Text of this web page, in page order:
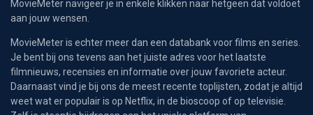
MovieMeter navigeer je in enkele klikken naar hetgeen dat voldoet
aan jouw wensen.
MovieMeter is echter meer dan een databank voor films en series.
Je bent bij ons tevens aan het juiste adres voor het laatste
filmnieuws, recensies en informatie over jouw favoriete acteur.
Daarnaast vind je bij ons de meest recente toplijsten, zodat je altijd
weet wat er populair is op Netflix, in de bioscoop of op televisie.